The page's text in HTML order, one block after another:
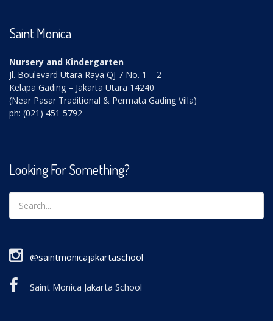
Saint Monica
Nursery and Kindergarten
Jl. Boulevard Utara Raya QJ 7 No. 1 – 2
Kelapa Gading – Jakarta Utara 14240
(Near Pasar Traditional & Permata Gading Villa)
ph: (021) 451 5792
Looking For Something?
@saintmonicajakartaschool
Saint Monica Jakarta School